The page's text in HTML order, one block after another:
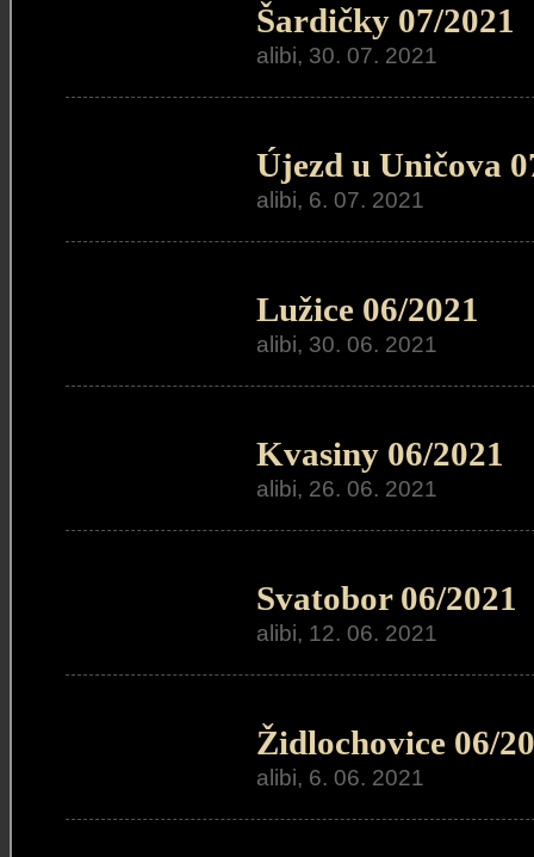
Šardičky 07/2021
alibi, 30. 07. 2021
Újezd u Uničova
alibi, 6. 07. 2021
Lužice 06/2021
alibi, 30. 06. 2021
Kvasiny 06/2021
alibi, 26. 06. 2021
Svatobor 06/2021
alibi, 12. 06. 2021
Židlochovice 06/
alibi, 6. 06. 2021